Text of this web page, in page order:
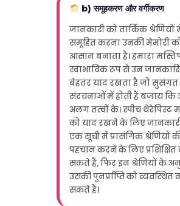
b) समूहकरण और वर्गीकरण
जानकारी को तार्किक श्रेणियों
समूहित करना उनकी मेमोरी
आसान बनाता है। हमारा
स्वाभाविक रूप से उन
बेहतर याद रखता है जो सुसंगत
संरचनाओं में होती हैं बजाय
अलग तत्वों के। स्पीच थेरेपिस्ट
को याद रखने के लिए
एक सूची में प्रासंगिक श्रेणियों
पहचान करने के लिए
सकते हैं, फिर इन श्रेणियों के
उसकी पुनर्प्राप्ति को व्यवस्थित
सकते हैं।